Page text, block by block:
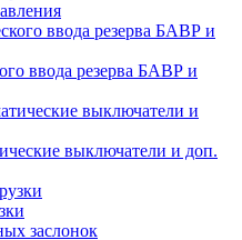
ввода резерва БАВР и
выключатели и доп.